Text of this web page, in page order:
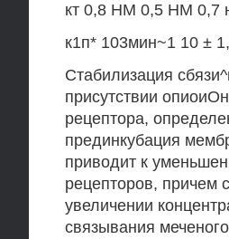
кт 0,8 НМ 0,5 НМ 0,7
к1п* 103мин~1 10 ±
Стабилизация
присутствии
рецептора,
прединкубация
приводит к
рецепторов, причем
увеличении
связывания